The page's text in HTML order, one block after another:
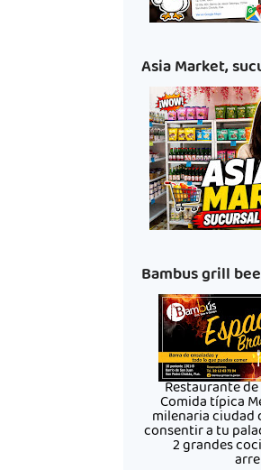
Asia Market,
Bambus grill
Restaurante
Comida típica
milenaria ciudad
consentir a tu
2 grandes